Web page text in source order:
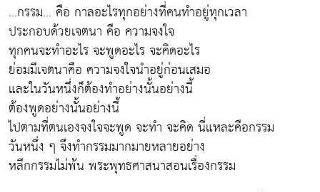
...กรรม... คือ กาลอะไรทุกอย่างที่คนทำอยู่ทุกเวลา
ประกอบด้วยเจตนา คือ ความจงใจ
ทุกคนจะทำอะไร จะพูดอะไร จะคิดอะไร
ย่อมมีเจตนาคือ ความจงใจนำอยู่ก่อนเสมอ
และในวันหนึ่งก็ต้องทำอย่างนั้นอย่างนี้
ต้องพูดอย่างนั้นอย่างนี้
ไปตามที่ตนเองจงใจจะพูด จะทำ จะคิด นี่แหละคือกรรม
วันหนึ่ง ๆ จึงทำกรรมมากมายหลายอย่าง
หลีกกรรมไม่พ้น พระพุทธศาสนาสอนเรื่องกรรม